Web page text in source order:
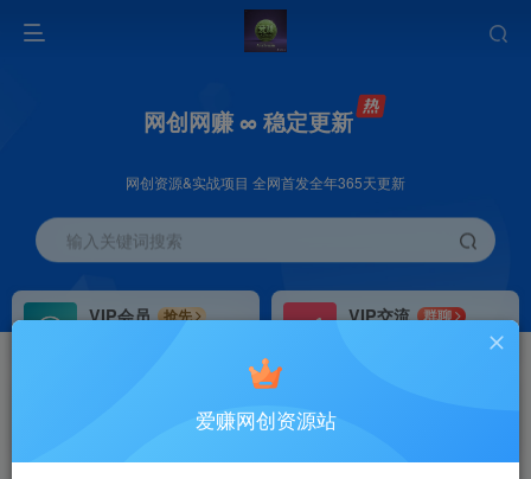
网创网赚 ∞ 稳定更新
网创资源&实战项目 全网首发全年365天更新
输入关键词搜索
VIP会员
抢先
VIP交流
群聊
研究探讨更多创业项目路子。
会员专属推广链接爱赚网创资源站